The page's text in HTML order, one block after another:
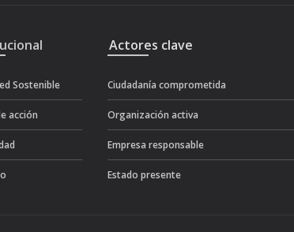
Sostenible
acción
Actores clave
Ciudadanía comprometida
Organización activa
Empresa responsable
Estado presente